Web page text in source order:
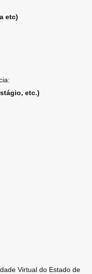
etc)
etc.)
Virtual do Estado de